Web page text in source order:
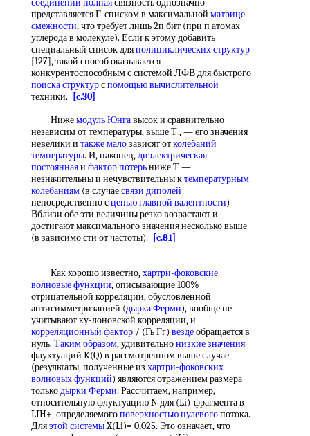
соединений полнаясвязность однозначно
представляется Г-списком в максимальной матрице
смежности, что требует лишь 2п бит (при п атомах
углерода в молекуле). Если к этому добавить
специальный список дляполициклических структур
[127], такой способ оказывается
конкурентоспособным с системой ЛФВ для быстрого
поиска структурспомощью вычислительной
техники.
[c.30]
Нижемодуль Юнгавысок и сравнительно
независим от температуры, выше Т , — его значения
невелики и также малозависят отколебаний
температуры. И, наконец,диэлектрическая
постояннаяи фактор потерьниже Т —
незначительны и нечувствительны ктемпературным
колебаниям (в случаесвязи диполей
непосредственно сцепью главной валентности)-
Вблизи обе эти величины резко возрастают и
достигают максимального значения несколько выше
(в зависимо сти от частоты).
[c.81]
Как хорошо известно,хартри-фоковские
волновые функции, описывающие 100%
отрицательной корреляции, обусловленной
антисимметризацией (дырка Ферми), вообще не
учитывают ку-лоновской корреляции, и
корреляционный фактор / (Гь Гг) вездеобращается в
нуль. Таким образом, удивительнонизкие значения
флуктуаций K(Q) в рассмотренном выше случае
(результаты, полученные из хартри-фоковских
волновых функций) являются отражением размера
толькодырки Ферми. Рассчитаем, например,
относительную флуктуацию N для (Li)-фрагмента в
LIH+, определяемогоповерхностью нулевогопотока.
Дляэтой системыX(Li)= 0,025. Это означает, что